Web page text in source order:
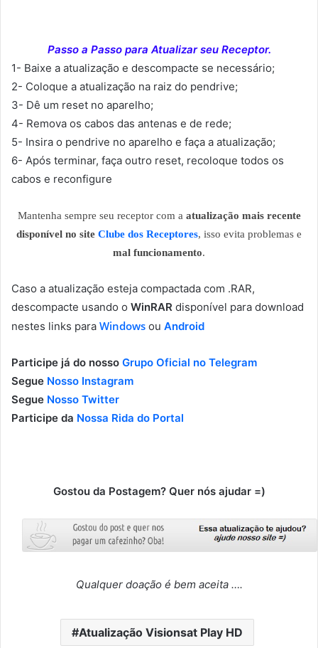
Passo a Passo para Atualizar seu Receptor.
1- Baixe a atualização e descompacte se necessário;
2- Coloque a atualização na raiz do pendrive;
3- Dê um reset no aparelho;
4- Remova os cabos das antenas e de rede;
5- Insira o pendrive no aparelho e faça a atualização;
6- Após terminar, faça outro reset, recoloque todos os
cabos e reconfigure
Mantenha sempre seu receptor com a atualização mais recente
disponível no site Clube dos Receptores, isso evita problemas e
mal funcionamento.
Caso a atualização esteja compactada com .RAR,
descompacte usando o WinRAR disponível para download
nestes links para Windows ou Android
Participe já do nosso Grupo Oficial no Telegram
Segue Nosso Instagram
Segue Nosso Twitter
Participe da Nossa Rida do Portal
Gostou da Postagem? Quer nós ajudar =)
Qualquer doação é bem aceita ….
Atualização Visionsat Play HD